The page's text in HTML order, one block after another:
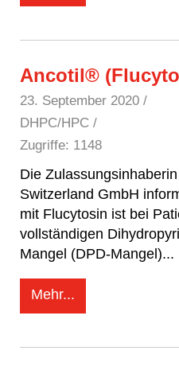
Ancotil®
23. September 2020 /
DHPC/HPC /
Zugriffe: 1148
Die
Switzerland GmbH
mit Flucytosin ist bei
vollständigen
Mangel (DPD-Mangel)...
Mehr...